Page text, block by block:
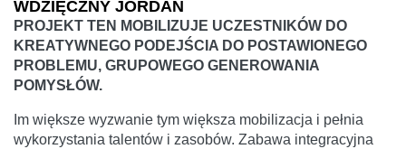
WDZIĘCZNY JORDAN
PROJEKT TEN MOBILIZUJE UCZESTNIKÓW DO
KREATYWNEGO PODEJŚCIA DO POSTAWIONEGO
PROBLEMU, GRUPOWEGO GENEROWANIA
POMYSŁÓW.
Im większe wyzwanie tym większa mobilizacja i pełnia
wykorzystania talentów i zasobów. Zabawa integracyjna